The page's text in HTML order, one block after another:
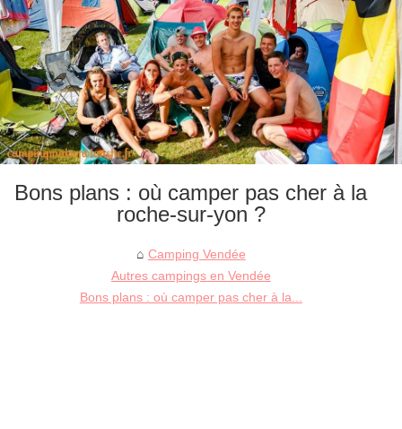
Bons plans : où camper pas cher à la
roche-sur-yon ?
Camping Vendée
Autres campings en Vendée
Bons plans : où camper pas cher à la...